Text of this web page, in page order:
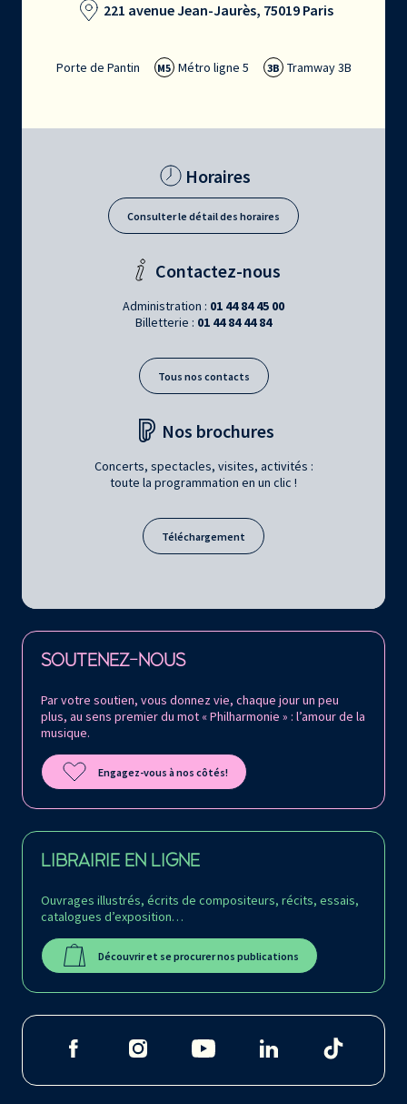
221 avenue Jean-Jaurès, 75019 Paris
Porte de Pantin M5 Métro ligne 5 3B Tramway 3B
Horaires
Consulter le détail des horaires
Contactez-nous
Administration : 01 44 84 45 00
Billetterie : 01 44 84 44 84
Tous nos contacts
Nos brochures
Concerts, spectacles, visites, activités :
toute la programmation en un clic !
Téléchargement
SOUTENEZ-NOUS
Par votre soutien, vous donnez vie, chaque jour un peu
plus, au sens premier du mot « Philharmonie » : l’amour de la
musique.
Engagez-vous à nos côtés!
LIBRAIRIE EN LIGNE
Ouvrages illustrés, écrits de compositeurs, récits, essais,
catalogues d’exposition…
Découvrir et se procurer nos publications
Retrouvez la Philharmonie de Paris sur